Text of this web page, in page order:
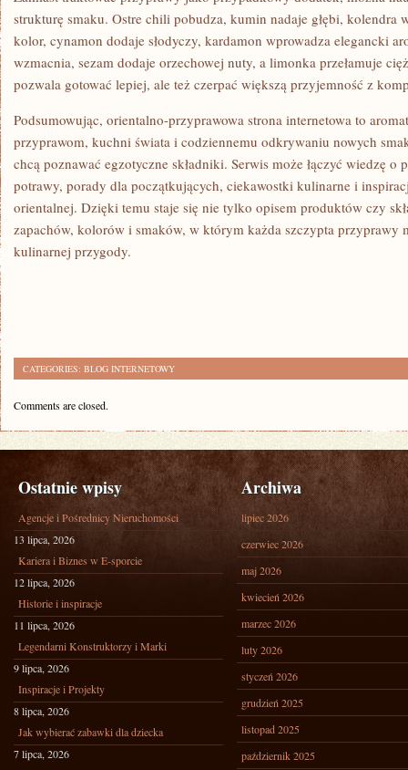
strukturę smaku. Ostre chili pobudza, kumin nadaje głębi, kolendra
kolor, cynamon dodaje słodyczy, kardamon wprowadza elegancki
wzmacnia, sezam dodaje orzechowej nuty, a limonka przełamuje
pozwala gotować lepiej, ale też czerpać większą przyjemność z
Podsumowując, orientalno-przyprawowa strona internetowa to
przyprawom, kuchni świata i codziennemu odkrywaniu nowych
chcą poznawać egzotyczne składniki. Serwis może łączyć wiedzę o
potrawy, porady dla początkujących, ciekawostki kulinarne i
orientalnej. Dzięki temu staje się nie tylko opisem produktów czy
zapachów, kolorów i smaków, w którym każda szczypta przyprawy
kulinarnej przygody.
CATEGORIES: BLOG INTERNETOWY
Comments are closed.
Ostatnie wpisy
Agencje i Pośrednicy Nieruchomości
13 lipca, 2026
Kariera i Biznes w E-sporcie
12 lipca, 2026
Historie i inspiracje
11 lipca, 2026
Legendarni Konstruktorzy i Marki
9 lipca, 2026
Inspiracje i Projekty
8 lipca, 2026
Jak wybierać zabawki dla dziecka
7 lipca, 2026
Archiwa
lipiec 2026
czerwiec 2026
maj 2026
kwiecień 2026
marzec 2026
luty 2026
styczeń 2026
grudzień 2025
listopad 2025
październik 2025